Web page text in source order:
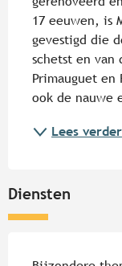
17 eeuwen, is
gevestigd die
schetst en van
Primauguet en
ook de nauwe
Lees verder
Diensten